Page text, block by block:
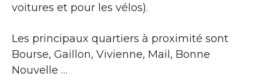
voitures et pour les vélos).
Les principaux quartiers à proximité sont
Bourse, Gaillon, Vivienne, Mail, Bonne
Nouvelle …